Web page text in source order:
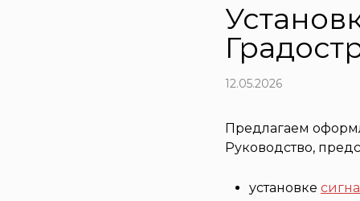
12.05.2026
Предлагаем
Руководство,
установке